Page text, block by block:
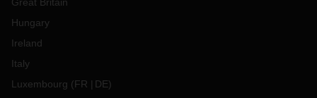
Hungary
Ireland
Italy
Luxembourg (FR DE)